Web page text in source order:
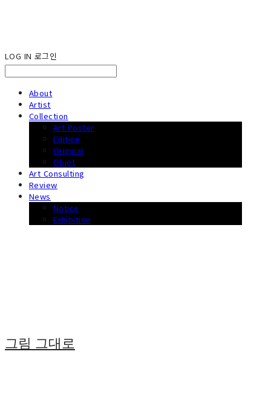
LOG IN 로그인
About
Artist
Collection
Art Poster
Edition
Original
Objet
Art Consulting
Review
News
Notice
Exhibition
그림 그대로